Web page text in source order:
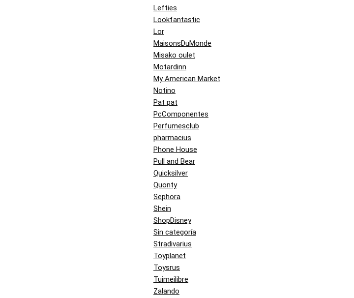
Lefties
Lookfantastic
Lor
MaisonsDuMonde
Misako oulet
Motardinn
My American Market
Notino
Pat pat
PcComponentes
Perfumesclub
pharmacius
Phone House
Pull and Bear
Quicksilver
Quonty
Sephora
Shein
ShopDisney
Sin categoría
Stradivarius
Toyplanet
Toysrus
Tuimeilibre
Zalando